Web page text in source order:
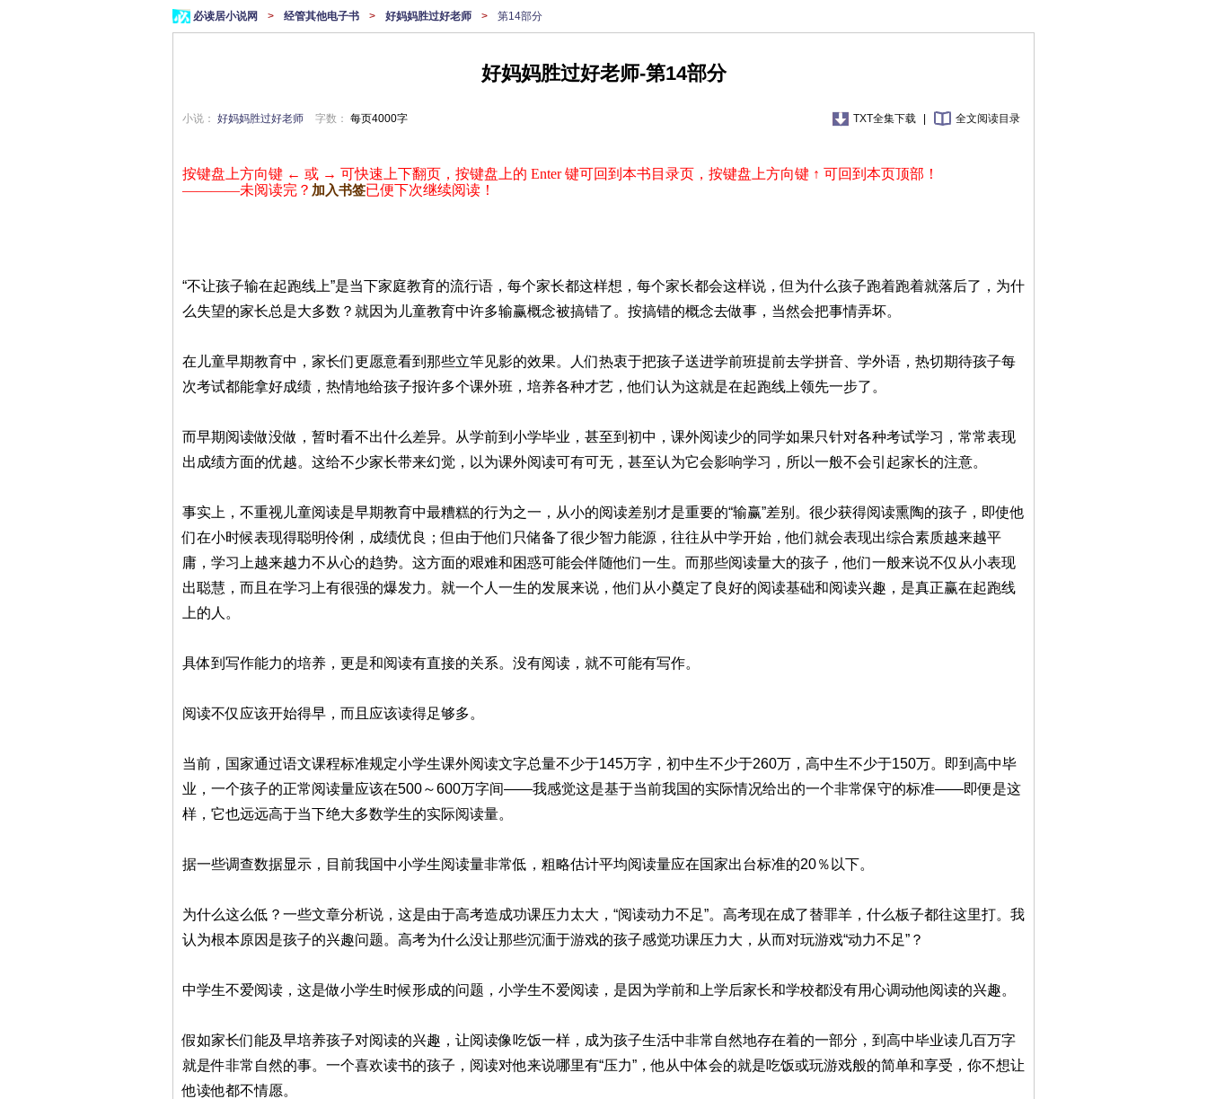
必读居小说网 > 经管其他电子书 > 好妈妈胜过好老师 > 第14部分
好妈妈胜过好老师-第14部分
小说： 好妈妈胜过好老师 字数： 每页4000字 TXT全集下载 全文阅读目录
按键盘上方向键 ← 或 → 可快速上下翻页，按键盘上的 Enter 键可回到本书目录页，按键盘上方向键 ↑ 可回到本页顶部！
————未阅读完？ 加入书签已便下次继续阅读！
“不让孩子输在起跑线上”是当下家庭教育的流行语，每个家长都这样想，每个家长都会这样说，但为什么孩子跑着跑着就落后了，为什
么失望的家长总是大多数？就因为儿童教育中许多输赢概念被搞错了。按搞错的概念去做事，当然会把事情弄坏。
在儿童早期教育中，家长们更愿意看到那些立竿见影的效果。人们热衷于把孩子送进学前班提前去学拼音、学外语，热切期待孩子每
次考试都能拿好成绩，热情地给孩子报许多个课外班，培养各种才艺，他们认为这就是在起跑线上领先一步了。
而早期阅读做没做，暂时看不出什么差异。从学前到小学毕业，甚至到初中，课外阅读少的同学如果只针对各种考试学习，常常表现
出成绩方面的优越。这给不少家长带来幻觉，以为课外阅读可有可无，甚至认为它会影响学习，所以一般不会引起家长的注意。
事实上，不重视儿童阅读是早期教育中最糟糕的行为之一，从小的阅读差别才是重要的“输赢”差别。很少获得阅读熏陶的孩子，即使他
们在小时候表现得聪明伶俐，成绩优良；但由于他们只储备了很少智力能源，往往从中学开始，他们就会表现出综合素质越来越平
庸，学习上越来越力不从心的趋势。这方面的艰难和困惑可能会伴随他们一生。而那些阅读量大的孩子，他们一般来说不仅从小表现
出聪慧，而且在学习上有很强的爆发力。就一个人一生的发展来说，他们从小奠定了良好的阅读基础和阅读兴趣，是真正赢在起跑线
上的人。
具体到写作能力的培养，更是和阅读有直接的关系。没有阅读，就不可能有写作。
阅读不仅应该开始得早，而且应该读得足够多。
当前，国家通过语文课程标准规定小学生课外阅读文字总量不少于145万字，初中生不少于260万，高中生不少于150万。即到高中毕
业，一个孩子的正常阅读量应该在500～600万字间——我感觉这是基于当前我国的实际情况给出的一个非常保守的标准——即便是这
样，它也远远高于当下绝大多数学生的实际阅读量。
据一些调查数据显示，目前我国中小学生阅读量非常低，粗略估计平均阅读量应在国家出台标准的20％以下。
为什么这么低？一些文章分析说，这是由于高考造成功课压力太大，“阅读动力不足”。高考现在成了替罪羊，什么板子都往这里打。我
认为根本原因是孩子的兴趣问题。高考为什么没让那些沉湎于游戏的孩子感觉功课压力大，从而对玩游戏“动力不足”？
中学生不爱阅读，这是做小学生时候形成的问题，小学生不爱阅读，是因为学前和上学后家长和学校都没有用心调动他阅读的兴趣。
假如家长们能及早培养孩子对阅读的兴趣，让阅读像吃饭一样，成为孩子生活中非常自然地存在着的一部分，到高中毕业读几百万字
就是件非常自然的事。一个喜欢读书的孩子，阅读对他来说哪里有“压力”，他从中体会的就是吃饭或玩游戏般的简单和享受，你不想让
他读他都不情愿。